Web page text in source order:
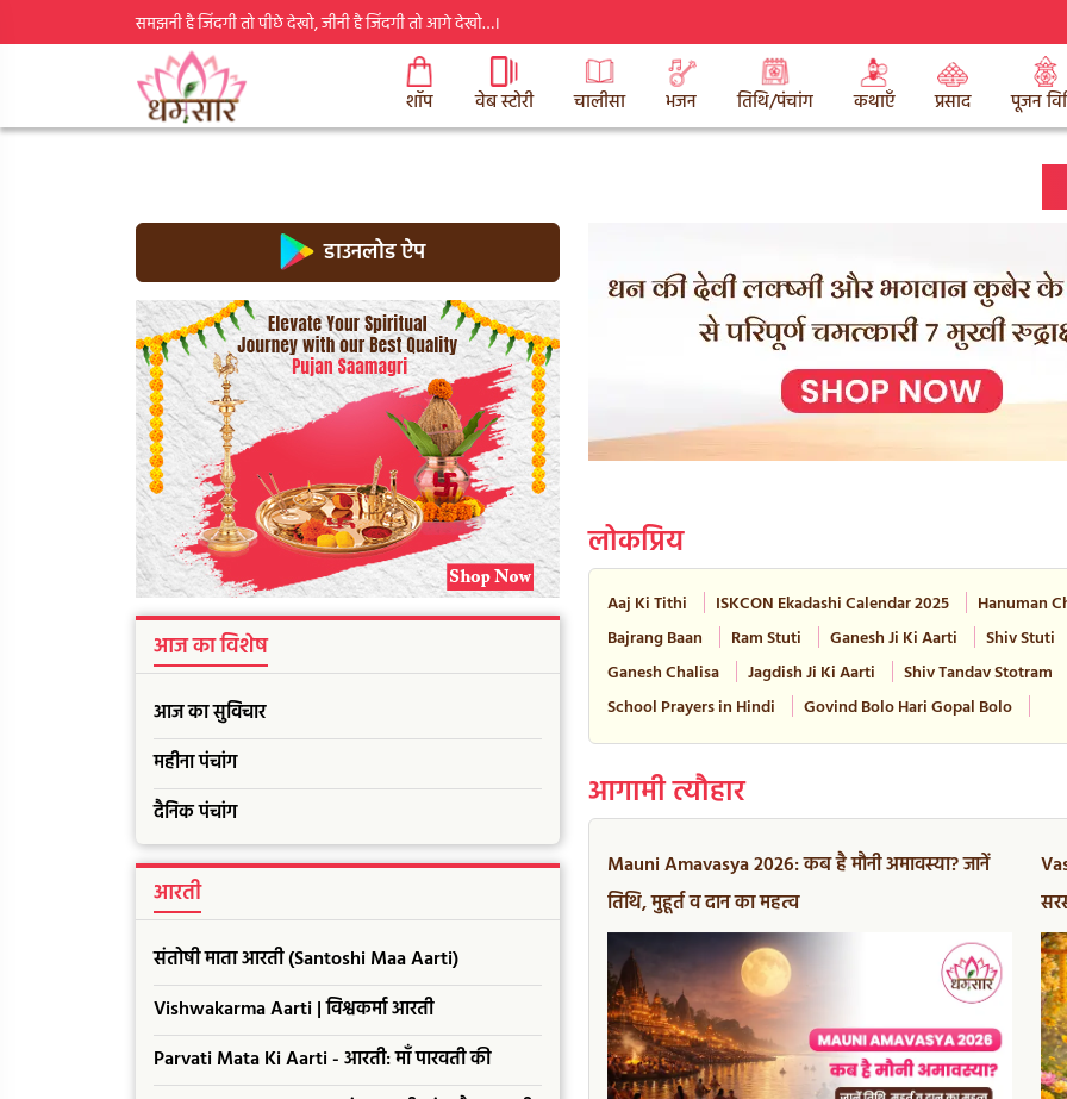
समझनी है जिंदगी तो पीछे देखो, जीनी है जिंदगी तो आगे देखो…।
शॉप वेब स्टोरी चालीसा भजन तिथि/पंचांग कथाएँ प्रसाद पूजन
डाउनलोड ऐप
आज का विशेष
आज का सुविचार
महीना पंचांग
दैनिक पंचांग
आरती
संतोषी माता आरती (Santoshi Maa Aarti)
Vishwakarma Aarti | विश्वकर्मा आरती
Parvati Mata Ki Aarti - आरती: माँ पारवती की
लोकप्रिय
Aaj Ki Tithi ISKCON Ekadashi Calendar 2025
Hanuman
Bajrang Baan
Ram Stuti Ganesh Ji Ki Aarti
Shiv Stuti
Ganesh Chalisa
Jagdish Ji Ki Aarti
Shiv Tandav Stotram
School Prayers in Hindi
Govind Bolo Hari Gopal Bolo
आगामी त्यौहार
Mauni Amavasya 2026: कब है मौनी अमावस्या? जानें
तिथि, मुहूर्त व दान का महत्व